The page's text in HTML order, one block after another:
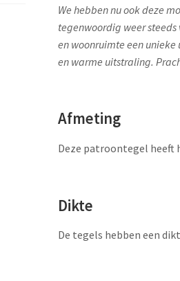
We hebben nu ook deze
tegenwoordig weer
en woonruimte een unieke
en warme uitstraling.
Afmeting
Deze patroontegel heeft
Dikte
De tegels hebben een